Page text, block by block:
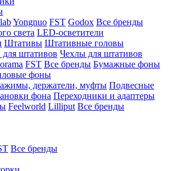
Yongnuo FST Godox Все бренды
света LED-осветители
Штативы Штативные головы
штативов Чехлы для штативов
FST Все бренды Бумажные фоны
фоны
держатели, муфты Подвесные
фона Переходники и адаптеры
Feelworld Lilliput Все бренды
Все бренды